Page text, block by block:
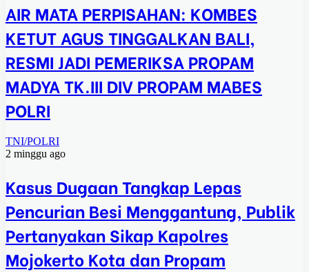
AIR MATA PERPISAHAN: KOMBES
KETUT AGUS TINGGALKAN BALI,
RESMI JADI PEMERIKSA PROPAM
MADYA TK.III DIV PROPAM MABES
POLRI
TNI/POLRI
2 minggu ago
Kasus Dugaan Tangkap Lepas
Pencurian Besi Menggantung, Publik
Pertanyakan Sikap Kapolres
Mojokerto Kota dan Propam